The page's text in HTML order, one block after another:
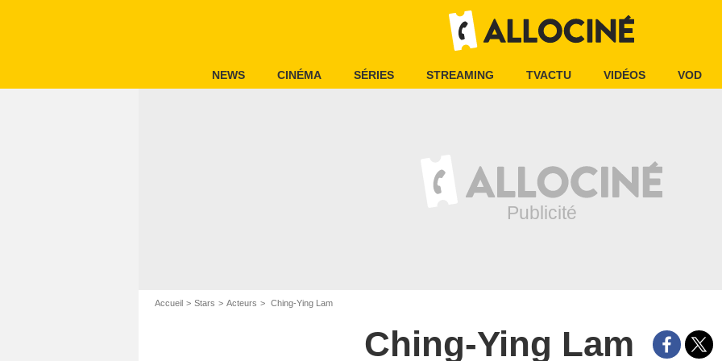
NEWS CINÉMA SÉRIES STREAMING TVACTU VIDÉOS VOD
Accueil Stars Acteurs Ching-Ying Lam
Ching-Ying Lam